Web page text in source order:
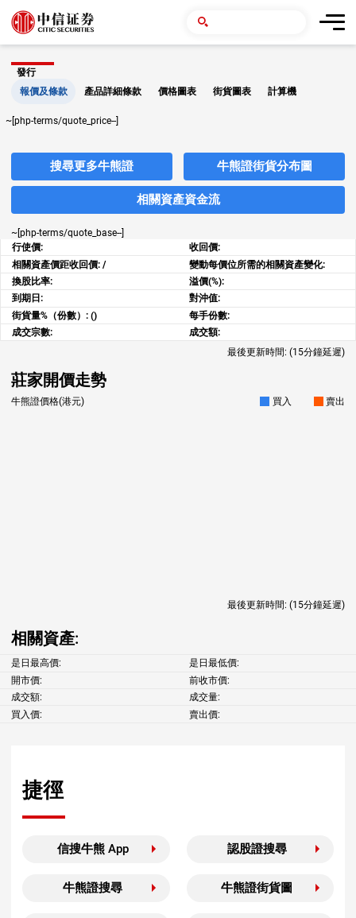
發行
報價及條款
產品詳細條款 價格圖表 街貨圖表 計算機
~[php-terms/quote_price--]
搜尋更多牛熊證 牛熊證街貨分布圖
相關資產資金流
~[php-terms/quote_base--]
行使價:
收回價:
相關資產價距收回價: /
變動每價位所需的相關資產變化:
換股比率:
溢價(%):
到期日:
對沖值:
街貨量%（份數）: ()
每手份數:
成交宗數:
成交額:
最後更新時間: (15分鐘延遲)
莊家開價走勢
牛熊證價格(港元) 買入 賣出
最後更新時間: (15分鐘延遲)
相關資產:
是日最高價:
是日最低價:
開市價:
前收市價:
成交額:
成交量:
買入價:
賣出價:
捷徑
信搜牛熊 App 認股證搜尋
牛熊證搜尋 牛熊證街貨圖